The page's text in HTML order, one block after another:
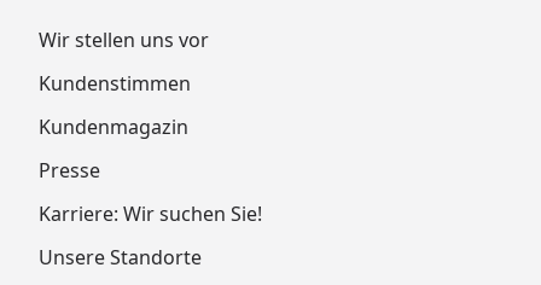
Wir stellen uns vor
Kundenstimmen
Kundenmagazin
Presse
Karriere: Wir suchen Sie!
Unsere Standorte